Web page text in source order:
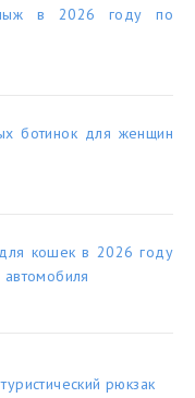
в 2026 году по
ботинок для женщин
кошек в 2026 году
рюкзак